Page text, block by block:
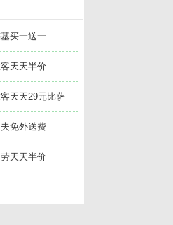
买一送一
天天半价
天天29元比萨
免外送费
天天半价